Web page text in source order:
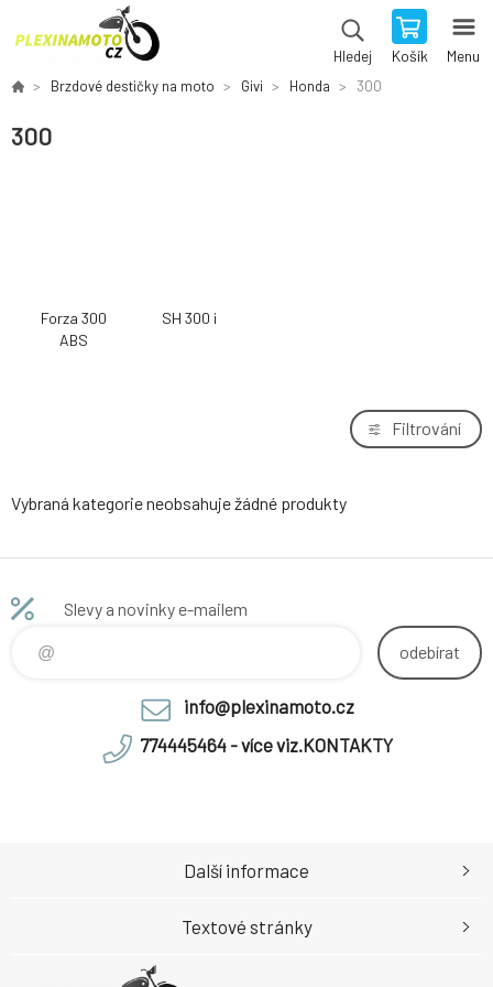
Hledej Košík Menu
Brzdové destičky na moto Givi Honda 300
300
Forza 300
ABS
SH 300 i
Filtrování
Vybraná kategorie neobsahuje žádné produkty
Slevy a novinky e-mailem
odebírat
info@plexinamoto.cz
774445464 - více viz.KONTAKTY
Další informace
Textové stránky